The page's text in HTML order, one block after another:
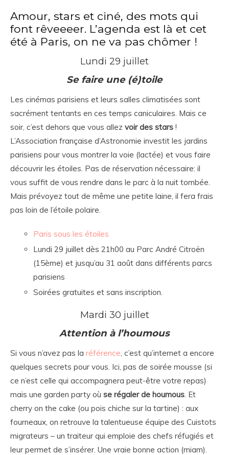
Amour, stars et ciné, des mots qui
font rêveeeer. L’agenda est là et cet
été à Paris, on ne va pas chômer !
Lundi 29 juillet
Se faire une (é)toile
Les cinémas parisiens et leurs salles climatisées sont
sacrément tentants en ces temps caniculaires. Mais ce
soir, c’est dehors que vous allez voir des stars !
L’Association française d’Astronomie investit les jardins
parisiens pour vous montrer la voie (lactée) et vous faire
découvrir les étoiles. Pas de réservation nécessaire: il
vous suffit de vous rendre dans le parc à la nuit tombée.
Mais prévoyez tout de même une petite laine, il fera frais
pas loin de l’étoile polaire.
Paris sous les étoiles
Lundi 29 juillet dès 21h00 au Parc André Citroën
(15ème) et jusqu’au 31 août dans différents parcs
parisiens
Soirées gratuites et sans inscription.
Mardi 30 juillet
Attention à l’houmous
Si vous n’avez pas la référence, c’est qu’internet a encore
quelques secrets pour vous. Ici, pas de soirée mousse (si
ce n’est celle qui accompagnera peut-être votre repas)
mais une garden party où se régaler de houmous. Et
cherry on the cake (ou pois chiche sur la tartine) : aux
fourneaux, on retrouve la talentueuse équipe des Cuistots
migrateurs – un traiteur qui emploie des chefs réfugiés et
leur permet de s’insérer. Une vraie bonne action (miam).